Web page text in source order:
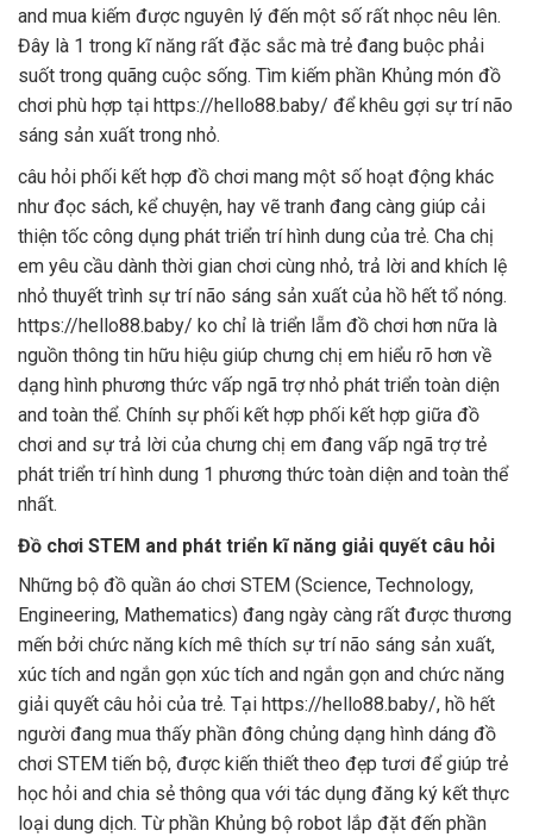
and mua kiếm được nguyên lý đến một số rất nhọc nêu lên.
Đây là 1 trong kĩ năng rất đặc sắc mà trẻ đang buộc phải
suốt trong quãng cuộc sống. Tìm kiếm phần Khủng món đồ
chơi phù hợp tại https://hello88.baby/ để khêu gợi sự trí não
sáng sản xuất trong nhỏ.
câu hỏi phối kết hợp đồ chơi mang một số hoạt động khác
như đọc sách, kể chuyện, hay vẽ tranh đang càng giúp cải
thiện tốc công dụng phát triển trí hình dung của trẻ. Cha chị
em yêu cầu dành thời gian chơi cùng nhỏ, trả lời and khích lệ
nhỏ thuyết trình sự trí não sáng sản xuất của hồ hết tổ nóng.
https://hello88.baby/ ko chỉ là triển lẵm đồ chơi hơn nữa là
nguồn thông tin hữu hiệu giúp chưng chị em hiểu rõ hơn về
dạng hình phương thức vấp ngã trợ nhỏ phát triển toàn diện
and toàn thể. Chính sự phối kết hợp phối kết hợp giữa đồ
chơi and sự trả lời của chưng chị em đang vấp ngã trợ trẻ
phát triển trí hình dung 1 phương thức toàn diện and toàn thể
nhất.
Đồ chơi STEM and phát triển kĩ năng giải quyết câu hỏi
Những bộ đồ quần áo chơi STEM (Science, Technology,
Engineering, Mathematics) đang ngày càng rất được thương
mến bởi chức năng kích mê thích sự trí não sáng sản xuất,
xúc tích and ngắn gọn xúc tích and ngắn gọn and chức năng
giải quyết câu hỏi của trẻ. Tại https://hello88.baby/, hồ hết
người đang mua thấy phần đông chủng dạng hình dáng đồ
chơi STEM tiến bộ, được kiến thiết theo đẹp tươi để giúp trẻ
học hỏi and chia sẻ thông qua với tác dụng đăng ký kết thực
loại dung dịch. Từ phần Khủng bộ robot lắp đặt đến phần